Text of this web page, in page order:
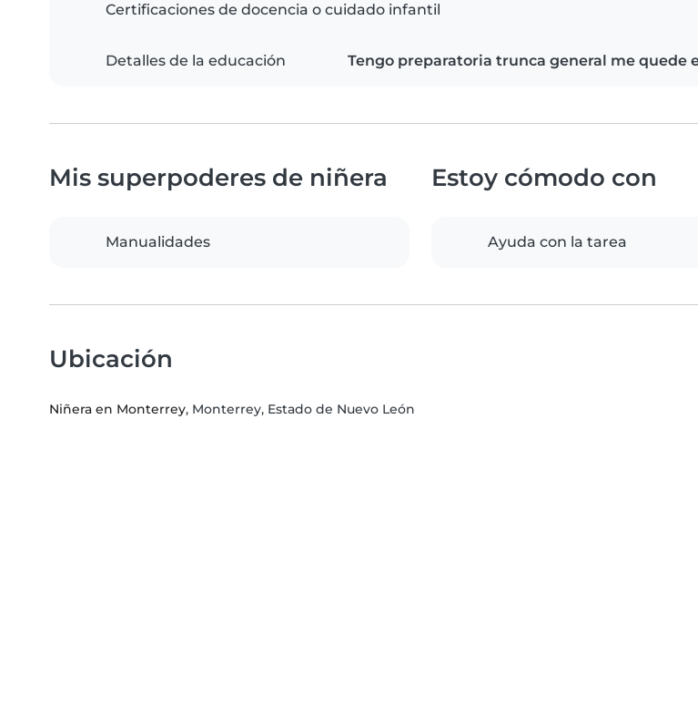
Certificaciones de docencia o cuidado infantil
Detalles de la educación Tengo preparatoria trunca general me quede
Mis superpoderes de niñera
Manualidades
Estoy cómodo con
Ayuda con la tarea
Ubicación
Niñera en Monterrey, Monterrey, Estado de Nuevo León